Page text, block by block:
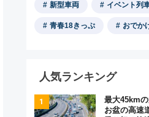
新型車両 イベント列
青春18きっぷ おでか
人気ランキング
最大45km
お盆の高速